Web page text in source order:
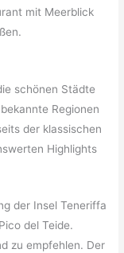
mit Meerblick
schönen Städte
Regionen
der klassischen
Highlights
der Insel Teneriffa
del Teide.
zu empfehlen. Der